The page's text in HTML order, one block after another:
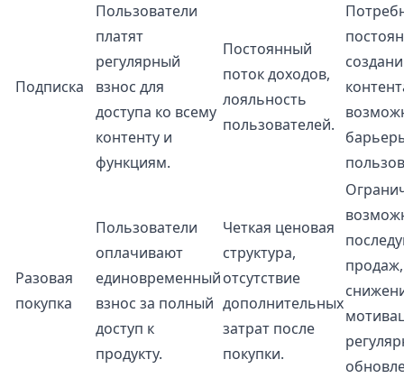
Подписка
Пользователи
платят
регулярный
взнос для
доступа ко всему
контенту и
функциям.
Постоянный
поток доходов,
лояльность
пользователей.
Разовая
покупка
Пользователи
оплачивают
единовременный
взнос за полный
доступ к
продукту.
Четкая ценовая
структура,
отсутствие
дополнительных
затрат после
покупки.